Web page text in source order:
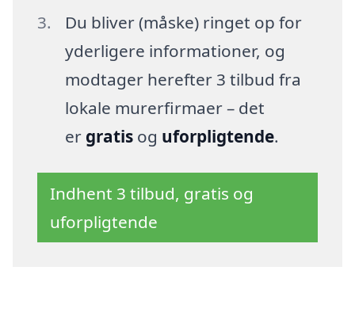
Du bliver (måske) ringet op for
yderligere informationer, og
modtager herefter 3 tilbud fra
lokale murerfirmaer – det
er gratisog uforpligtende.
Indhent 3 tilbud, gratis og
uforpligtende